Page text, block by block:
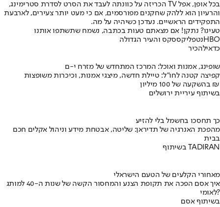
בכל אופן, אפל TV הכריזה על כוונתה לעבד את הסרט לסדרת סטרימינג,
והרעיון הוא ללהק שחקנים מפורסמים, אם כי מעט יותר צעירים, לארבעת
התפקידים הראשיים. נעדכן כשיהיה על מה.
טעינו? נתקן! אם מצאתם טעות בכתבה, נשמח שתשתפו אותנו
HBO נטפליקססקס והעיר הגדולה
כדאילהכיר
שופינג, אמנות ואוכל: המרכז המתחדש של מזרח י-ם
קפיצה קטנה לחו"ל: טיילת חדשה, מיצגי אמנות, וכיכרות משופצות
בהשקעה של 100 מיליון ₪
בשיתוף עיריית ירושלים
כך תחסכו בחשמל בלי להזיע
מהפכת האנרגיה של תדיראן: שליטה, אבטחת מידע וניהול אקלים חכם
בבית
בשיתוף TADIRAN
מאחורי הקלעים של הטעם הישראלי
איך אסם הפכה את תקופת הצנע והמחסור הקשה של שנות ה-40 למותג
לאומי?
בשיתוף אסם